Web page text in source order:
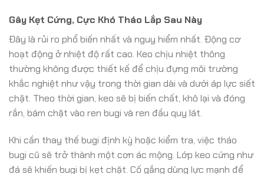
Gây Kẹt Cứng, Cực Khó Tháo Lắp Sau Này
Đây là rủi ro phổ biến nhất và nguy hiểm nhất. Động cơ
hoạt động ở nhiệt độ rất cao. Keo chịu nhiệt thông
thường không được thiết kế để chịu đựng môi trường
khắc nghiệt như vậy trong thời gian dài và dưới áp lực siết
chặt. Theo thời gian, keo sẽ bị biến chất, khô lại và đóng
rắn, bám chặt vào ren bugi và ren đầu quy lát.
Khi cần thay thế bugi định kỳ hoặc kiểm tra, việc tháo
bugi cũ sẽ trở thành một cơn ác mộng. Lớp keo cứng như
đá sẽ khiến bugi bị kẹt chặt. Cố gắng dùng lực mạnh để